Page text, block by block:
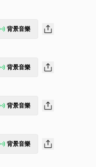
背景音樂
背景音樂
背景音樂
背景音樂